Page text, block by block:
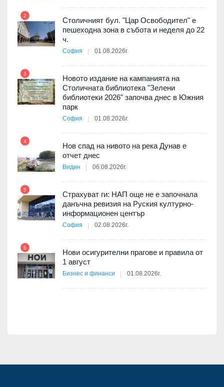
2
Столичният бул. "Цар Освободител" е
пешеходна зона в събота и неделя до 22
ч.
София 01.08.2026г.
3
Новото издание на кампанията на
Столичната библиотека "Зелени
библиотеки 2026" започва днес в Южния
парк
София 01.08.2026г.
4
Нов спад на нивото на река Дунав е
отчет днес
Видин 06.08.2026г.
5
Страхуват ги: НАП още не е започнала
данъчна ревизия на Руския културно-
информационен център
София 02.08.2026г.
6
Нови осигурителни прагове и правила от
1 август
Бизнес и финанси 01.08.2026г.